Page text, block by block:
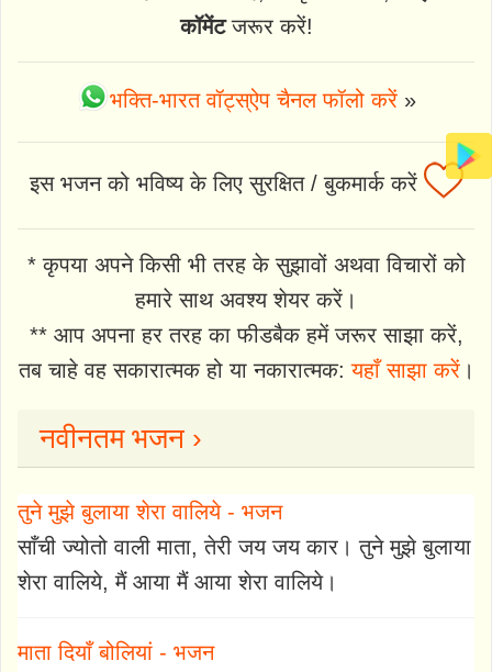
कॉमेंटजरूर करें!
भक्ति-भारत वॉट्स्ऐप चैनल फॉलो करें»
इस भजन को भविष्य के लिए सुरक्षित / बुकमार्क करें
* कृपया अपने किसी भी तरह के सुझावों अथवा विचारों को
हमारे साथ अवश्य शेयर करें।
** आप अपना हर तरह का फीडबैक हमें जरूर साझा करें,
तब चाहे वह सकारात्मक हो या नकारात्मक:यहाँ साझा करें।
नवीनतम भजन ›
तुने मुझे बुलाया शेरा वालिये - भजन
साँची ज्योतो वाली माता, तेरी जय जय कार। तुने मुझे बुलाया
शेरा वालिये, मैं आया मैं आया शेरा वालिये।
माता दियाँ बोलियां - भजन